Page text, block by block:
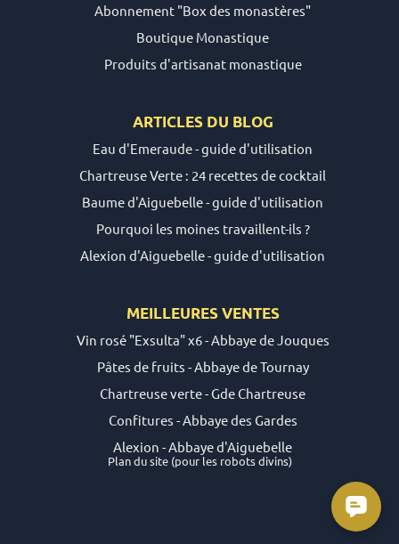
Abonnement "Box des monastères"
Boutique Monastique
Produits d'artisanat monastique
ARTICLES DU BLOG
Eau d'Emeraude - guide d'utilisation
Chartreuse Verte : 24 recettes de cocktail
Baume d'Aiguebelle - guide d'utilisation
Pourquoi les moines travaillent-ils ?
Alexion d'Aiguebelle - guide d'utilisation
MEILLEURES VENTES
Vin rosé "Exsulta" x6 - Abbaye de Jouques
Pâtes de fruits - Abbaye de Tournay
Chartreuse verte - Gde Chartreuse
Confitures - Abbaye des Gardes
Alexion - Abbaye d'Aiguebelle
Plan du site(pour les robots divins)